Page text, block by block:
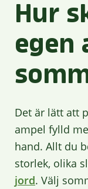
Hur
egen
Det är lätt att
ampel fylld
hand. Allt du
storlek, olika
jord. Välj